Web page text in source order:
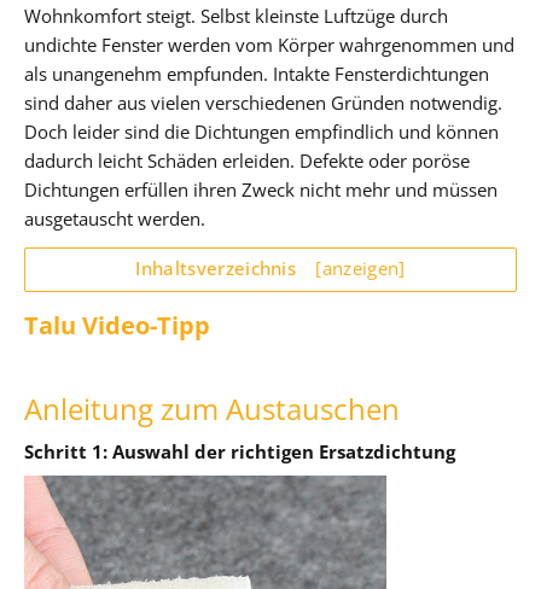
Wohnkomfort steigt. Selbst kleinste Luftzüge durch
undichte Fenster werden vom Körper wahrgenommen und
als unangenehm empfunden. Intakte Fensterdichtungen
sind daher aus vielen verschiedenen Gründen notwendig.
Doch leider sind die Dichtungen empfindlich und können
dadurch leicht Schäden erleiden. Defekte oder poröse
Dichtungen erfüllen ihren Zweck nicht mehr und müssen
ausgetauscht werden.
Inhaltsverzeichnis [anzeigen]
Talu Video-Tipp
Anleitung zum Austauschen
Schritt 1: Auswahl der richtigen Ersatzdichtung